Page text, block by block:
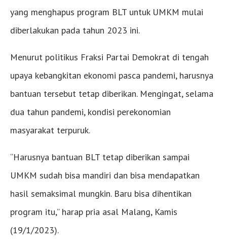
yang menghapus program BLT untuk UMKM mulai
diberlakukan pada tahun 2023 ini.
Menurut politikus Fraksi Partai Demokrat di tengah
upaya kebangkitan ekonomi pasca pandemi, harusnya
bantuan tersebut tetap diberikan. Mengingat, selama
dua tahun pandemi, kondisi perekonomian
masyarakat terpuruk.
“Harusnya bantuan BLT tetap diberikan sampai
UMKM sudah bisa mandiri dan bisa mendapatkan
hasil semaksimal mungkin. Baru bisa dihentikan
program itu,” harap pria asal Malang, Kamis
(19/1/2023).